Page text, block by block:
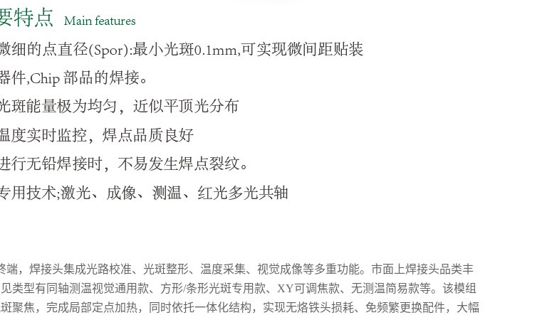
端，焊接头集成光路校准、光斑整形、温度采集、视觉成像等多重功能。市面上焊接头品类丰
类型有同轴测温视觉通用款、方形/条形光斑专用款、XY可调焦款、无测温简易款等。该模组
聚焦，完成局部定点加热，同时依托一体化结构，实现无烙铁头损耗、免频繁更换配件，大幅